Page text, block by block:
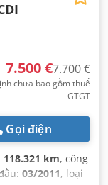
7.500 €7.700 €
chưa bao gồm thuế
GTGT
Gọi điện
118.321 km, công
03/2011, loại